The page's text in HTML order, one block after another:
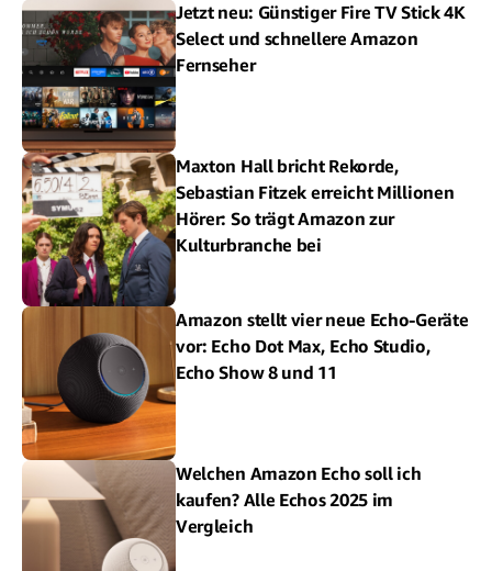
Jetzt neu: Günstiger Fire TV Stick 4K
Select und schnellere Amazon
Fernseher
Maxton Hall bricht Rekorde,
Sebastian Fitzek erreicht Millionen
Hörer: So trägt Amazon zur
Kulturbranche bei
Amazon stellt vier neue Echo-Geräte
vor: Echo Dot Max, Echo Studio,
Echo Show 8 und 11
Welchen Amazon Echo soll ich
kaufen? Alle Echos 2025 im
Vergleich